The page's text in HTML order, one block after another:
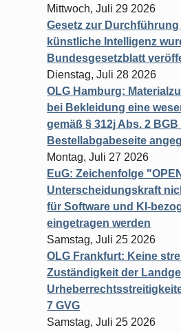
Mittwoch, Juli 29 2026
Gesetz zur
künstliche Intelligenz
Bundesgesetzblatt
Dienstag, Juli 28 2026
OLG Hamburg:
bei Bekleidung eine
gemäß § 312j Abs. 2
Bestellabgabeseite
Montag, Juli 27 2026
EuG: Zeichenfolge
Unterscheidungskraft
für Software und KI-
eingetragen werden
Samstag, Juli 25 2026
OLG Frankfurt: Keine
Zuständigkeit der
7 GVG
Samstag, Juli 25 2026